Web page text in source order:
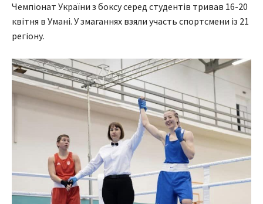
Чемпіонат України з боксу серед студентів тривав 16-20
квітня в Умані. У змаганнях взяли участь спортсмени із 21
регіону.